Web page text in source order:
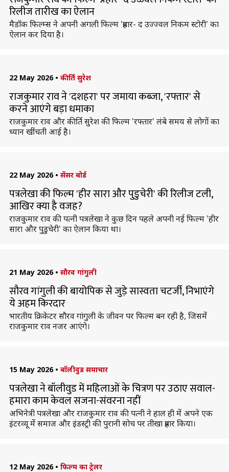
रिलीज तारीख का ऐलान
मैडॉक फिल्म्स ने अपनी अगली फिल्म 'प्रहार- द उज्ज्वल निकम स्टोरी' का
ऐलान कर दिया है।
22 May 2026 • कीर्ति सुरेश
राजकुमार राव ने 'दशहरा' पर जमाया कब्जा, 'रफ्तार' से
करने आएंगे बड़ा धमाका
राजकुमार राव और कीर्ति सुरेश की फिल्म 'रफ्तार' लंबे समय से लोगों का
ध्यान खींचती आई है।
22 May 2026 • सेंसर बोर्ड
पत्रलेखा की फिल्म 'हीर सारा और पुडुचेरी' की रिलीज टली,
आखिर क्या है वजह?
राजकुमार राव की पत्नी पत्रलेखा ने कुछ दिन पहले अपनी नई फिल्म 'हीर
सारा और पुडुचेरी' का ऐलान किया था।
21 May 2026 • सौरव गांगुली
सौरव गांगुली की बायोपिक से जुड़े सास्वता चटर्जी, निभाएंगे
ये अहम किरदार
भारतीय क्रिकेटर सौरव गांगुली के जीवन पर फिल्म बन रही है, जिसमें
राजकुमार राव नजर आएंगे।
15 May 2026 • बॉलीवुड समाचार
पत्रलेखा ने बॉलीवुड में महिलाओं के चित्रण पर उठाए सवाल-
हमारा काम केवल सजना-संवरना नहीं
अभिनेत्री पत्रलेखा और राजकुमार राव की पत्नी ने हाल ही में अपने एक
इंटरव्यू में समाज और इंडस्ट्री की पुरानी सोच पर तीखा प्रहार किया।
12 May 2026 • फिल्म का ट्रेलर